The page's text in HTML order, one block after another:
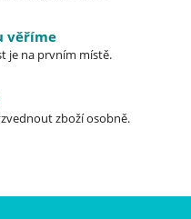
věříme
je na prvním místě.
zboží osobně.